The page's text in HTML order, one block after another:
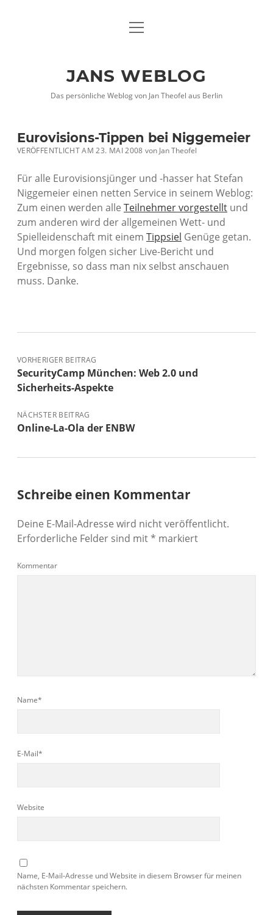
DATENSCHUTZHINWEISE
twitterfacebook
xing
Menü
JANS WEBLOG
Das persönliche Weblog von Jan Theofel aus Berlin
Eurovisions-Tippen bei Niggemeier
VERÖFFENTLICHT AM 23. MAI 2008von Jan Theofel
Für alle Eurovisionsjünger und -hasser hat Stefan
Niggemeier einen netten Service in seinem Weblog:
Zum einen werden alle Teilnehmer vorgestellt und
zum anderen wird der allgemeinen Wett- und
Spielleidenschaft mit einem Tippsiel Genüge getan.
Und morgen folgen sicher Live-Bericht und
Ergebnisse, so dass man nix selbst anschauen
muss. Danke.
VORHERIGER BEITRAG
SecurityCamp München: Web 2.0 und
Sicherheits-Aspekte
NÄCHSTER BEITRAG
Online-La-Ola der ENBW
Schreibe einen Kommentar
Deine E-Mail-Adresse wird nicht veröffentlicht.
Erforderliche Felder sind mit* markiert
Kommentar
Name*
E-Mail*
Website
Name, E-Mail-Adresse und Website in diesem Browser für meinen
nächsten Kommentar speichern.